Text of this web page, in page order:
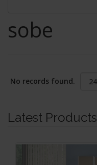
sobe
No records found.
Latest Products